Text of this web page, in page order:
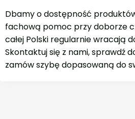
Dbamy o dostępność
fachową pomoc przy doborze
całej Polski regularnie wracają
Skontaktuj się z nami, sprawdź
zamów szybę dopasowaną do